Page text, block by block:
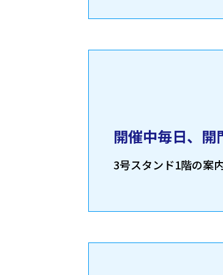
開催中毎日、
3号スタンド1階の案